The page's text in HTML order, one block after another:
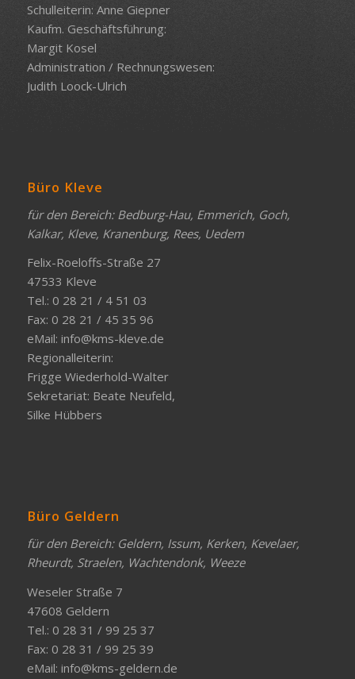
Schulleiterin: Anne Giepner
Kaufm. Geschäftsführung:
Margit Kosel
Administration / Rechnungswesen:
Judith Loock-Ulrich
Büro Kleve
für den Bereich: Bedburg-Hau, Emmerich, Goch,
Kalkar, Kleve, Kranenburg, Rees, Uedem
Felix-Roeloffs-Straße 27
47533 Kleve
Tel.: 0 28 21 / 4 51 03
Fax: 0 28 21 / 45 35 96
eMail: info@kms-kleve.de
Regionalleiterin:
Frigge Wiederhold-Walter
Sekretariat: Beate Neufeld,
Silke Hübbers
Büro Geldern
für den Bereich: Geldern, Issum, Kerken, Kevelaer,
Rheurdt, Straelen, Wachtendonk, Weeze
Weseler Straße 7
47608 Geldern
Tel.: 0 28 31 / 99 25 37
Fax: 0 28 31 / 99 25 39
eMail: info@kms-geldern.de